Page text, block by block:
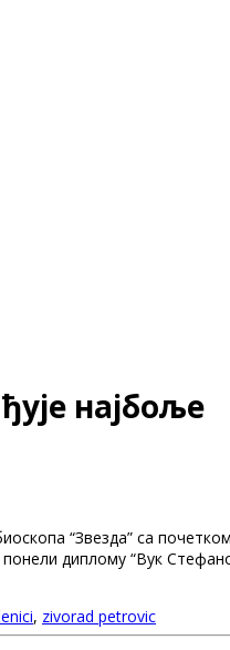
најбоље
“Звезда” са
диплому “Вук
, zivorad petrovic